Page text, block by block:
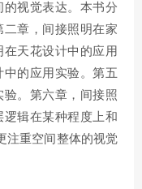
视觉表达。本书分
章，间接照明在家
天花设计中的应用
的应用实验。第五
。第六章，间接照
辑在某种程度上和
注重空间整体的视觉